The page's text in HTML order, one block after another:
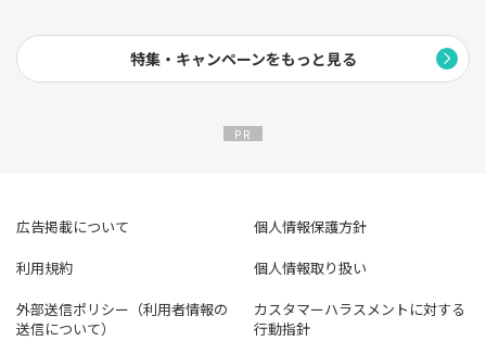
特集・キャンペーンをもっと見る
広告掲載について
個人情報保護方針
利用規約
個人情報取り扱い
外部送信ポリシー（利用者情報の
送信について）
カスタマーハラスメントに対する
行動指針